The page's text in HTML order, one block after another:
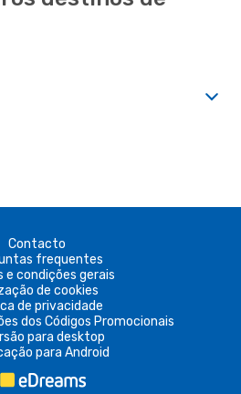
Contacto
frequentes
e condições gerais
de cookies
de privacidade
dos Códigos Promocionais
para desktop
para Android